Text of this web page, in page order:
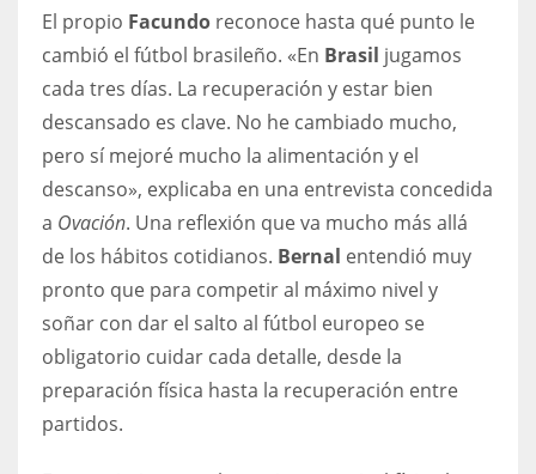
El propio Facundo reconoce hasta qué punto le
cambió el fútbol brasileño. «En Brasil jugamos
cada tres días. La recuperación y estar bien
descansado es clave. No he cambiado mucho,
pero sí mejoré mucho la alimentación y el
descanso», explicaba en una entrevista concedida
a Ovación. Una reflexión que va mucho más allá
de los hábitos cotidianos. Bernal entendió muy
pronto que para competir al máximo nivel y
soñar con dar el salto al fútbol europeo se
obligatorio cuidar cada detalle, desde la
preparación física hasta la recuperación entre
partidos.